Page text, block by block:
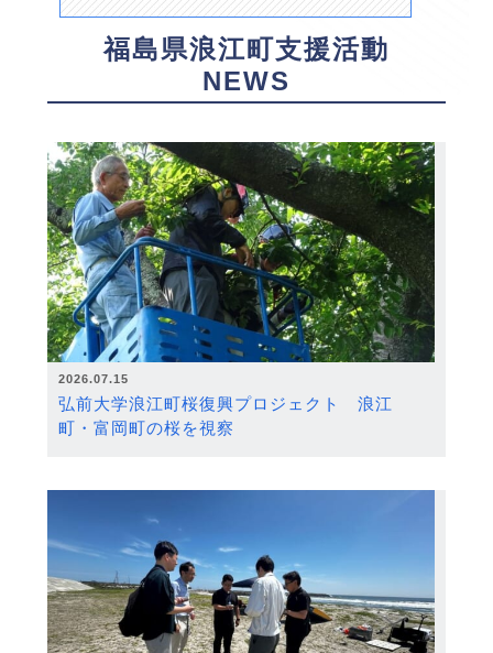
福島県浪江町支援活動
NEWS
2026.07.15
弘前大学浪江町桜復興プロジェクト 浪江
町・富岡町の桜を視察